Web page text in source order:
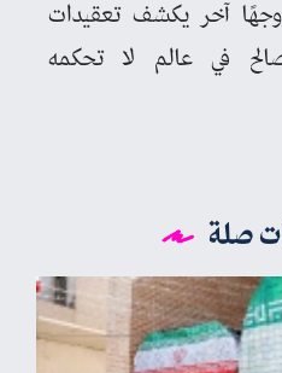
آخر يكشف تعقيدات
في عالم لا تحكمه
صلة